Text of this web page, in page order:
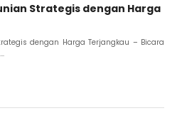
Strategis dengan Harga
dengan Harga Terjangkau – Bicara